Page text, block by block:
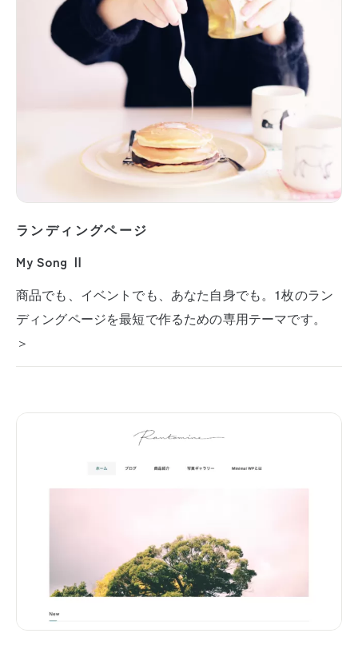
ランディングページ
My Song Ⅱ
商品でも、イベントでも、あなた自身でも。1枚のラン
ディングページを最短で作るための専用テーマです。
＞